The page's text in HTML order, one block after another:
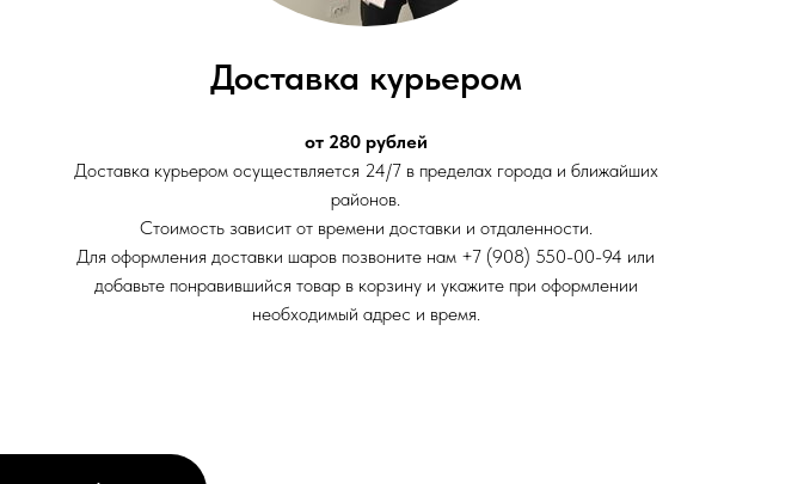
Доставка курьером
от 280 рублей
Доставка курьером осуществляется 24/7 в пределах города и ближайших
районов.
Стоимость зависит от времени доставки и отдаленности.
Для оформления доставки шаров позвоните нам +7 (908) 550-00-94 или
добавьте понравившийся товар в корзину и укажите при оформлении
необходимый адрес и время.